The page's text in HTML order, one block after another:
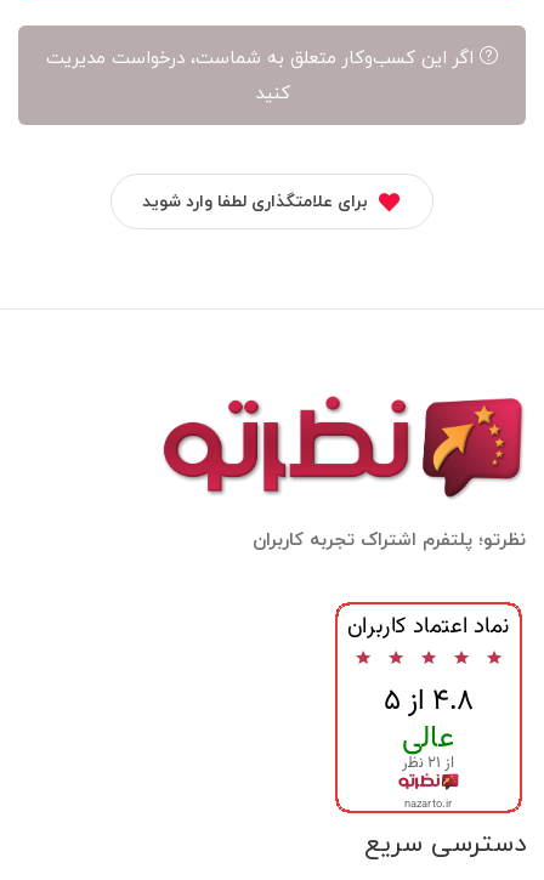
اگر این کسب‌وکار متعلق به شماست، درخواست مدیریت
کنید
برای علامتگذاری لطفا وارد شوید
نظرتو؛ پلتفرم اشتراک تجربه کاربران
دسترسی سریع